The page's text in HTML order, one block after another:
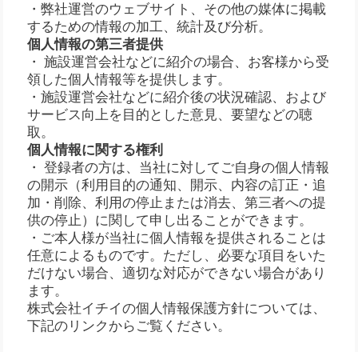
・弊社運営のウェブサイト、その他の媒体に掲載
するための情報の加工、統計及び分析。
個人情報の第三者提供
・ 施設運営会社などに紹介の場合、お客様から受
領した個人情報等を提供します。
・施設運営会社などに紹介後の状況確認、および
サービス向上を目的とした意見、要望などの聴
取。
個人情報に関する権利
・ 登録者の方は、当社に対してご自身の個人情報
の開示（利用目的の通知、開示、内容の訂正・追
加・削除、利用の停止または消去、第三者への提
供の停止）に関して申し出ることができます。
・ご本人様が当社に個人情報を提供されることは
任意によるものです。ただし、必要な項目をいた
だけない場合、適切な対応ができない場合があり
ます。
株式会社イチイの個人情報保護方針については、
下記のリンクからご覧ください。